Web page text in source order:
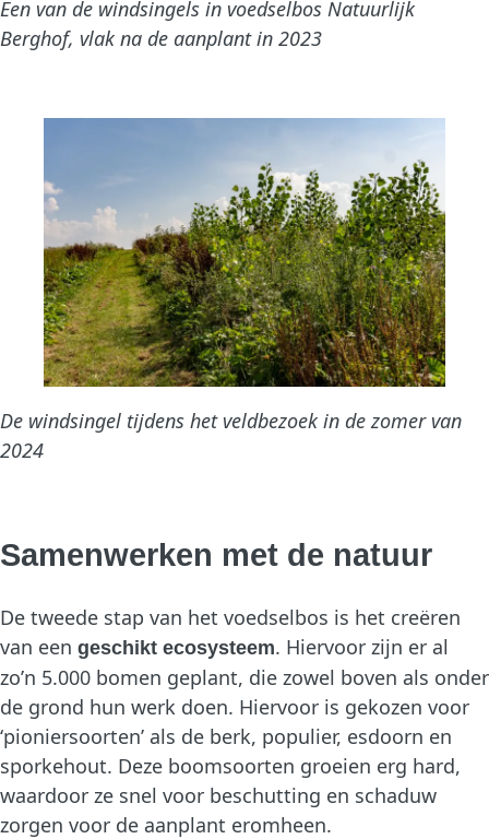
Een van de windsingels in voedselbos Natuurlijk
Berghof, vlak na de aanplant in 2023
De windsingel tijdens het veldbezoek in de zomer van
2024
Samenwerken met de natuur
De tweede stap van het voedselbos is het creëren
van een geschikt ecosysteem. Hiervoor zijn er al
zoʼn 5.000 bomen geplant, die zowel boven als onder
de grond hun werk doen. Hiervoor is gekozen voor
ʻpioniersoortenʼ als de berk, populier, esdoorn en
sporkehout. Deze boomsoorten groeien erg hard,
waardoor ze snel voor beschutting en schaduw
zorgen voor de aanplant eromheen.